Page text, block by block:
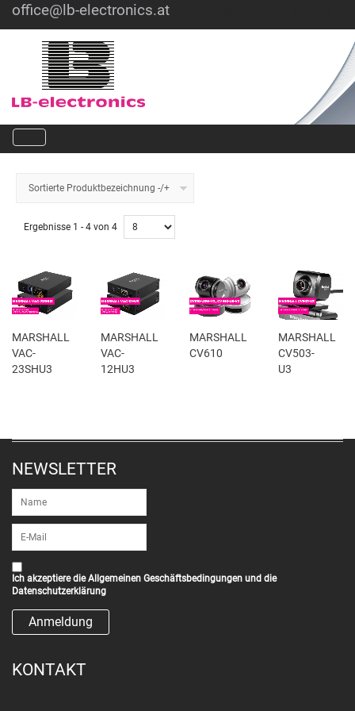
office@lb-electronics.at
Sortierte Produktbezeichnung -/+
Ergebnisse 1 - 4 von 4
MARSHALL
VAC-
23SHU3
MARSHALL
VAC-
12HU3
MARSHALL
CV610
MARSHALL
CV503-
U3
NEWSLETTER
Ich akzeptiere dieAllgemeinen Geschäftsbedingungen und die
Datenschutzerklärung
KONTAKT